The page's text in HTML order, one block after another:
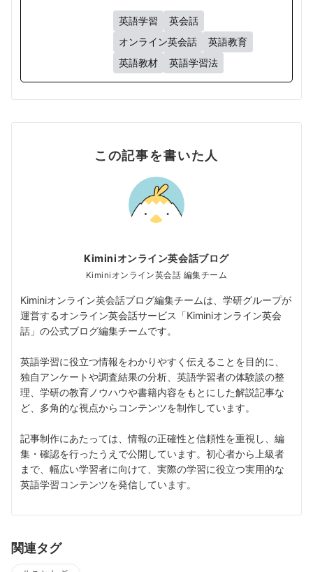
英語学習
英会話
オンライン英会話
英語教育
英語教材
英語学習法
この記事を書いた人
Kiminiオンライン英会話ブログ
Kiminiオンライン英会話 編集チーム
Kiminiオンライン英会話ブログ編集チームは、学研グループが
運営するオンライン英会話サービス「Kiminiオンライン英会
話」の公式ブログ編集チームです。
英語学習に役立つ情報をわかりやすく伝えることを目的に、
独自アンケートや調査結果の分析、英語学習者の体験談の整
理、学研の教育ノウハウや書籍内容をもとにした解説記事な
ど、多角的な視点からコンテンツを制作しています。
記事制作にあたっては、情報の正確性と信頼性を重視し、編
集・確認を行ったうえで公開しています。初心者から上級者
まで、幅広い学習者に向けて、実際の学習に役立つ実用的な
英語学習コンテンツを発信しています。
関連タグ